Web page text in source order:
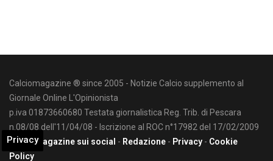
Calciomagazine ® since 2005 - Notizie Calcio supplemento al
Giornale Online L'Opinionista
p.iva 01873660680 Testata giornalistica Reg. Trib. di Pescara
n.08/08 dell'11/04/08 - Iscrizione al ROC n°17982 del 17/02/2009
Calciomagazine sui social - Redazione - Privacy - Cookie
Policy
Privacy